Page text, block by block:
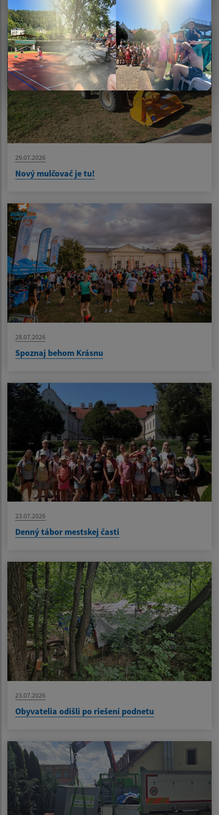
29.07.2026
Nový mulčovač je tu!
28.07.2026
Spoznaj behom Krásnu
23.07.2026
Denný tábor mestskej časti
23.07.2026
Obyvatelia odišli po riešení podnetu